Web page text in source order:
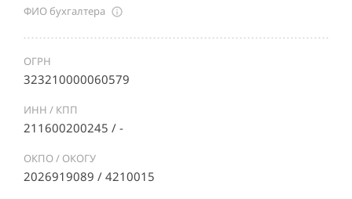
ФИО бухгалтера
ОГРН
323210000060579
ИНН / КПП
211600200245 / -
ОКПО / ОКОГУ
2026919089 / 4210015